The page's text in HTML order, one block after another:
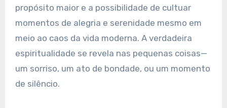
propósito maior e a possibilidade de cultuar
momentos de alegria e serenidade mesmo em
meio ao caos da vida moderna. A verdadeira
espiritualidade se revela nas pequenas coisas—
um sorriso, um ato de bondade, ou um momento
de silêncio.